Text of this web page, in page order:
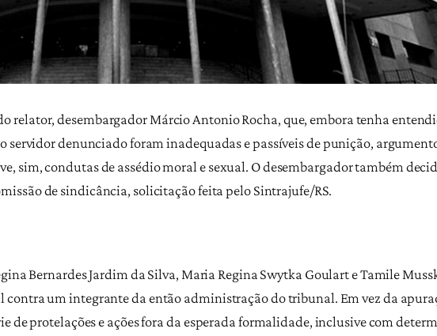
relator, desembargador Márcio Antonio Rocha, que, embora tenha
servidor denunciado foram inadequadas e passíveis de punição,
sim, condutas de assédio moral e sexual. O desembargador também
de sindicância, solicitação feita pelo Sintrajufe/RS.
Bernardes Jardim da Silva, Maria Regina Swytka Goulart e Tamile
um integrante da então administração do tribunal. Em vez da
de protelações e ações fora da esperada formalidade, inclusive com